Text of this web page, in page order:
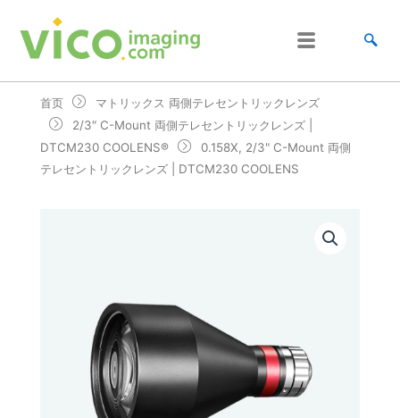
首页
マトリックス 両側テレセントリックレンズ
2/3″ C-Mount 両側テレセントリックレンズ |
DTCM230 COOLENS®
0.158X, 2/3" C-Mount 両側
テレセントリックレンズ | DTCM230 COOLENS